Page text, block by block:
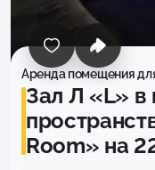
Аренда помещения
Зал Л «L» в
Room» на